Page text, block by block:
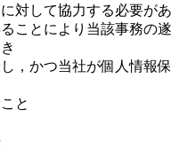
対して協力する必要があ
ことにより当該事務の遂
，かつ当社が個人情報保
と